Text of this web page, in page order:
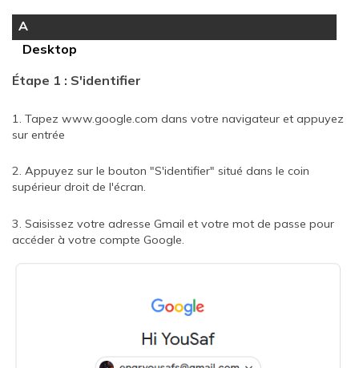
A
Desktop
Étape 1 : S'identifier
1. Tapez www.google.com dans votre navigateur et appuyez
sur entrée
2. Appuyez sur le bouton "S'identifier" situé dans le coin
supérieur droit de l'écran.
3. Saisissez votre adresse Gmail et votre mot de passe pour
accéder à votre compte Google.